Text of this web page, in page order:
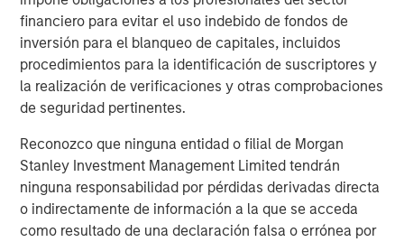
financiero para evitar el uso indebido de fondos de
inversión para el blanqueo de capitales, incluidos
procedimientos para la identificación de suscriptores y
la realización de verificaciones y otras comprobaciones
de seguridad pertinentes.
Reconozco que ninguna entidad o filial de Morgan
Stanley Investment Management Limited tendrán
ninguna responsabilidad por pérdidas derivadas directa
o indirectamente de información a la que se acceda
como resultado de una declaración falsa o errónea por
Please consider the investment objectives, risks, charges and
expenses of the funds carefully before investing. The
prospectuses contain this and other information about the funds.
To obtain a prospectus for the Morgan Stanley Funds please
download one at morganstanley.com/im or call 1-800-548-7786.
For the Eaton Vance and Calvert Funds please download one
athttps://funds.eatonvance.com/open-end-mutual-fund-
read the prospectus carefully before investing.
Eaton Vance, Atlanta Capital, Parametric and Calvert are part of
Morgan Stanley Investment Management. Morgan Stanley
Investment Management is the asset management division of